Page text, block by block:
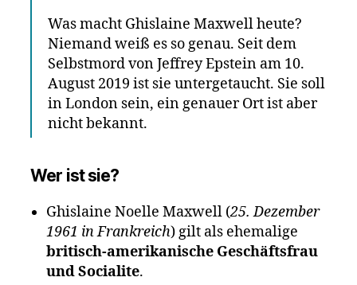
Was macht Ghislaine Maxwell heute?
Niemand weiß es so genau. Seit dem
Selbstmord von Jeffrey Epstein am 10.
August 2019 ist sie untergetaucht. Sie soll
in London sein, ein genauer Ort ist aber
nicht bekannt.
Wer ist sie?
Ghislaine Noelle Maxwell (25. Dezember
1961 in Frankreich) gilt als ehemalige
britisch-amerikanische Geschäftsfrau
und Socialite.